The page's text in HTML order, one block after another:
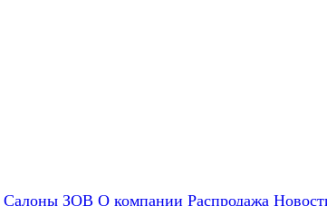
Салоны ЗОВ О компании Распродажа